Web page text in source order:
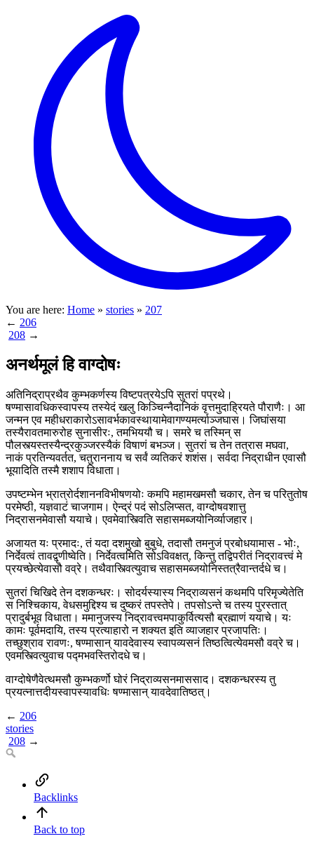
You are here: Home » stories » 207
← 206
208 →
अनर्थमूलं हि वाग्दोषः
अतिनिद्राप्रथैव कुम्भकर्णस्य विष्टपत्रयेऽपि सुतरां पप्रथे।
षण्मासावधिकस्वापस्य तस्येदं खलु किञ्चिन्नैदानिकं वृत्तमुदाह्रियते पौराणैः। आ
जन्मन एव महीधराकारोऽसावर्भकावस्थायामेवागण्यमर्त्याञ्जघास। जिघांसया
तस्यैरावतमारुरोह सुनासीरः, तमभिययौ च। समरे च तस्मिन् स
पौलस्त्यस्तस्यैन्द्रकुञ्जरस्यैकं विषाणं बभञ्ज। सुतरां च तेन तत्रास मघवा,
नाकं प्रतिन्यवर्तत, चतुराननाय च सर्वं व्यतिकरं शशंस। सर्वदा निद्राधीन एवासौ
भूयादिति तस्मै शशाप विधाता।
उपष्टम्भेन भ्रात्रोर्दशाननविभीषणयोः कमपि महामखमसौ चकार, तेन च परितुतोष
परमेष्ठी, यज्ञवाटं चाजगाम। ऐन्द्रं पदं सोऽलिप्सत, वाग्दोषवशात्तु
निद्रासनमेवासौ ययाचे। एवमेवास्त्विति सहासमब्जयोनिर्व्याजहार।
अजायत यः प्रमादः, तं यदा दशमुखो बुबुधे, तदासौ तमनुजं प्रबोधयामास - भोः,
निर्देवत्वं तावद्वृणीष्वेति। निर्देवत्वमिति सोऽविवक्षत्, किन्तु तद्विपरीतं निद्रावत्त्वं मे
प्रयच्छेत्येवासौ वव्रे। तथैवास्त्वित्युवाच सहासमब्जयोनिस्तत्रैवान्तर्दधे च।
सुतरां चिखिदे तेन दशकन्धरः। सोदर्यस्यास्य निद्राव्यसनं कथमपि परिमृज्येतेति
स निश्चिकाय, वेधसमुद्दिश्य च दुष्करं तपस्तेपे। तपसोऽन्ते च तस्य पुरस्तात्
प्रादुर्बभूव विधाता। ममानुजस्य निद्रावत्त्वमपाकुर्वित्यसौ ब्रह्माणं ययाचे। यः
कामः पूर्वमदायि, तस्य प्रत्याहारो न शक्यत इति व्याजहार प्रजापतिः।
तच्छुश्राव रावणः, षण्मासान् यावदेवास्य स्वापव्यसनं तिष्ठत्वित्येवमसौ वव्रे च।
एवमस्त्वित्युवाच पद्मभवस्तिरोदधे च।
वाग्दोषेणैवेत्थमसौ कुम्भकर्णो घोरं निद्राव्यसनमाससाद। दशकन्धरस्य तु
प्रयत्नात्तदीयस्वापस्यावधिः षण्मासान् यावदेवातिष्ठत्।
← 206
stories
208 →
Backlinks
Back to top